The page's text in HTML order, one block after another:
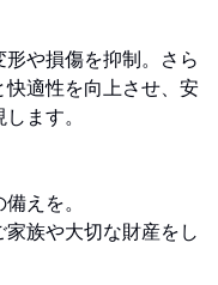
や損傷を抑制。さら
適性を向上させ、安
ます。
えを。
族や大切な財産をし